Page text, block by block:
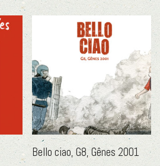
Bello ciao, G8, Gênes 2001